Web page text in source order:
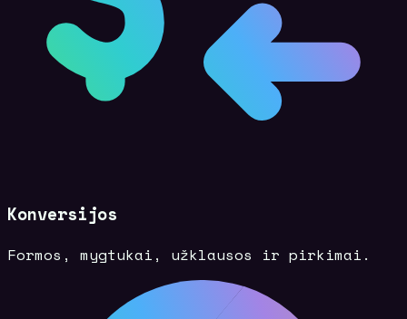
Konversijos
Formos, mygtukai, užklausos ir pirkimai.